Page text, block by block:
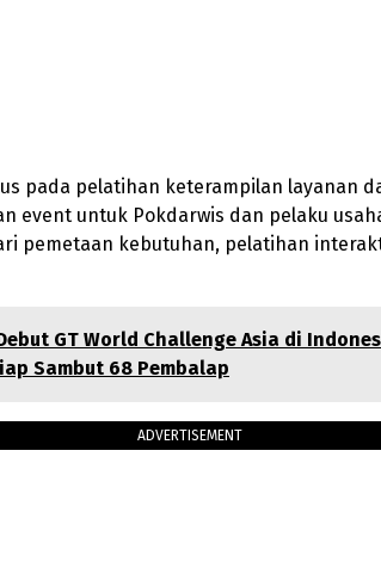
pada pelatihan keterampilan layanan
event untuk Pokdarwis dan pelaku
pemetaan kebutuhan, pelatihan
GT World Challenge Asia di
Sambut 68 Pembalap
ADVERTISEMENT